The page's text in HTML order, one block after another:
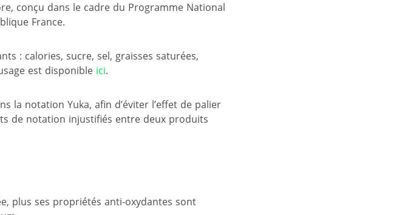
conçu dans le cadre du Programme National
France.
: calories, sucre, sel, graisses saturées,
est disponible ici.
la notation Yuka, afin d’éviter l’effet de palier
de notation injustifiés entre deux produits
plus ses propriétés anti-oxydantes sont